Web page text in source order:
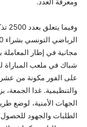
مجانية في إطار
شباك في ملعب المباراة
على الفور مكونة من
والتنظيمية. غدا الجمعة،
الجهات الأمنية، لوضع
الطلبات والجهود